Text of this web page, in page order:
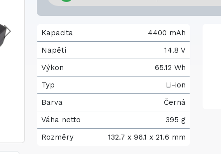
Kapacita
4400 mAh
Napětí
14.8 V
Výkon
65.12 Wh
Typ
Li-ion
Barva
Černá
Váha netto
395 g
Rozměry
132.7 x 96.1 x 21.6 mm